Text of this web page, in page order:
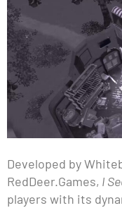
Developed by
RedDeer.Games, I
players with its